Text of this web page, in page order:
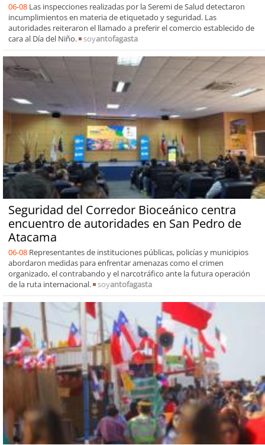
06-08 Las inspecciones realizadas por la Seremi de Salud detectaron
incumplimientos en materia de etiquetado y seguridad. Las
autoridades reiteraron el llamado a preferir el comercio establecido de
cara al Día del Niño.
soyantofagasta
Seguridad del Corredor Bioceánico centra
encuentro de autoridades en San Pedro de
Atacama
06-08 Representantes de instituciones públicas, policías y municipios
abordaron medidas para enfrentar amenazas como el crimen
organizado, el contrabando y el narcotráfico ante la futura operación
de la ruta internacional.
soyantofagasta